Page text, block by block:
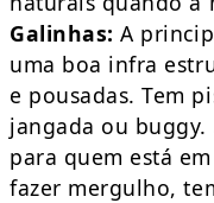
Galinhas: A
uma boa infra
e pousadas. Tem
jangada ou buggy.
para quem está
fazer mergulho,